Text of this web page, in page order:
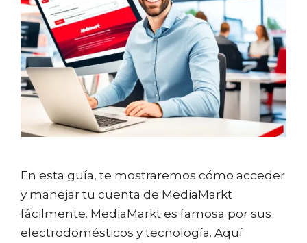
En esta guía, te mostraremos cómo acceder
y manejar tu cuenta de MediaMarkt
fácilmente. MediaMarkt es famosa por sus
electrodomésticos y tecnología. Aquí